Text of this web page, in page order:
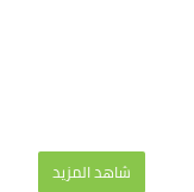
شاهد المزيد